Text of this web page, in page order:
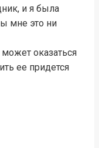
и я была
мне это ни
оказаться
ее придется